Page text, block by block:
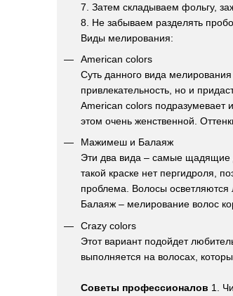
7. Затем складываем фольгу,
8. Не забываем разделять
Виды мелирования:
American colors
Суть данного вида мелирования
привлекательность, но и
American colors подразумевает
этом очень женственной.
Мажимеш и Балаяж
Эти два вида – самые щадящие
такой краске нет пергидроля,
проблема. Волосы
Балаяж – мелирование волос
Сrazy colors
Этот вариант подойдет
выполняется на волосах,
Советы профессионалов 1.